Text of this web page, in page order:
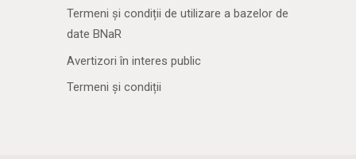
Termeni și condiții de utilizare a bazelor de
date BNaR
Avertizori în interes public
Termeni și condiții